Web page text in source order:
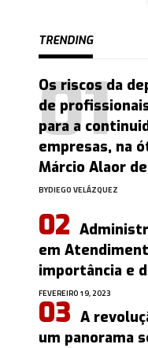
TRENDING
Os riscos da
de
para a
empresas, na
Márcio Alaor
BYDIEGO VELÁZQUEZ
em
importância e
FEVEREIRO 19, 2023
A
um panorama